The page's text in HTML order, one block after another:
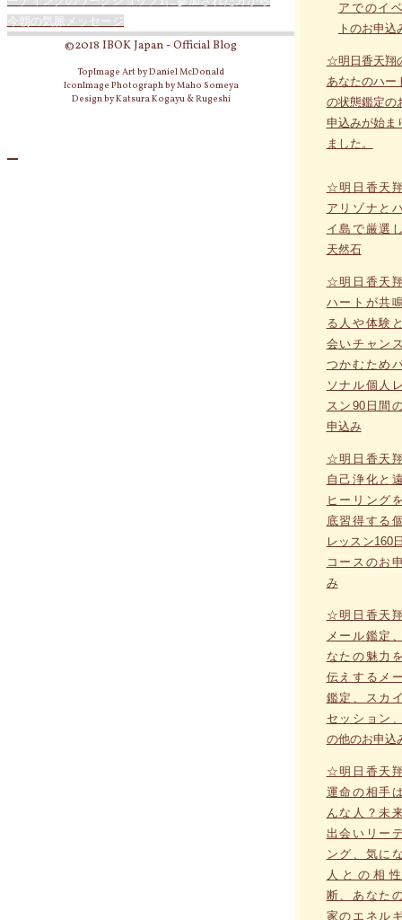
アでのイ
トのお申込
☆明日香天翔
あなたのハー
の状態鑑定の
申込みが始ま
ました。
☆明日香天
アリゾナと
イ島で厳選
天然石
☆明日香天
ハートが共
る人や体験
会いチャン
つかむため
ソナル個人
スン90日間
申込み
☆明日香天
自己浄化と
ヒーリング
底習得する
レッスン160
コースのお
み
☆明日香天
メール鑑定
なたの魅力
伝えするメ
鑑定、スカ
セッション
の他のお申込
☆明日香天
運命の相手
んな人？未
出会いリー
ング、気に
人との相
断、あなた
家のエネル
今朝の気脈メッセージ
©2018 IBOK Japan - Official Blog
TopImage Art by Daniel McDonald
IconImage Photograph by Maho Someya
Design by Katsura Kogayu & Rugeshi